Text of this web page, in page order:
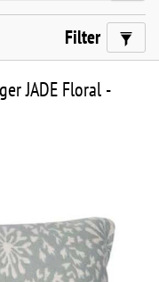
Filter
JADE Floral -